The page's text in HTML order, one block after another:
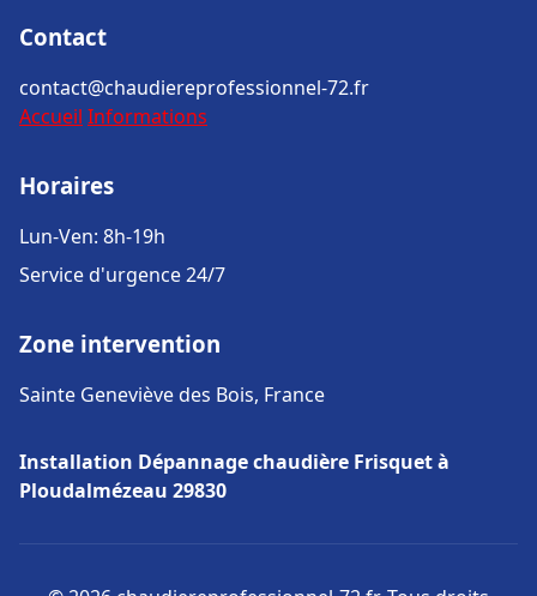
Contact
contact@chaudiereprofessionnel-72.fr
Accueil Informations
Horaires
Lun-Ven: 8h-19h
Service d'urgence 24/7
Zone intervention
Sainte Geneviève des Bois, France
Installation Dépannage chaudière Frisquet à
Ploudalmézeau 29830